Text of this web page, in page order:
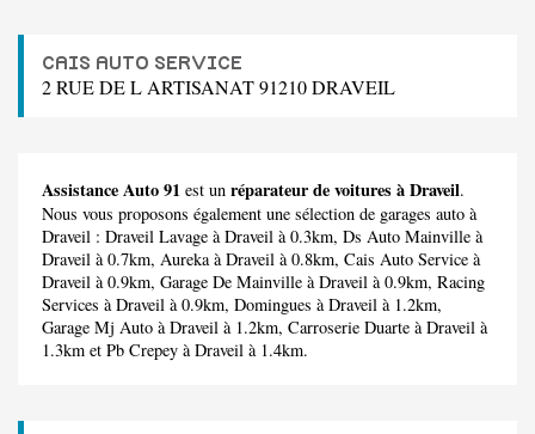
CAIS AUTO SERVICE
2 RUE DE L ARTISANAT 91210 DRAVEIL
Assistance Auto 91 est un réparateur de voitures à Draveil.
Nous vous proposons également une sélection de garages auto à
Draveil : Draveil Lavage à Draveil à 0.3km, Ds Auto Mainville à
Draveil à 0.7km, Aurekaà Draveil à 0.8km, Cais Auto Service à
Draveil à 0.9km, Garage De Mainville à Draveil à 0.9km, Racing
Services à Draveil à 0.9km, Domingues à Draveil à 1.2km,
Garage Mj Auto à Draveil à 1.2km, Carroserie Duarte à Draveil à
1.3km et Pb Crepey à Draveil à 1.4km.